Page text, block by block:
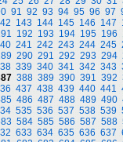
91 92 93 94 95 96 97
143 144 145 146 147
192 193 194 195 196
241 242 243 244 245
290 291 292 293 294
339 340 341 342 343
388 389 390 391 392
437 438 439 440 441
486 487 488 489 490
535 536 537 538 539
584 585 586 587 588
633 634 635 636 637